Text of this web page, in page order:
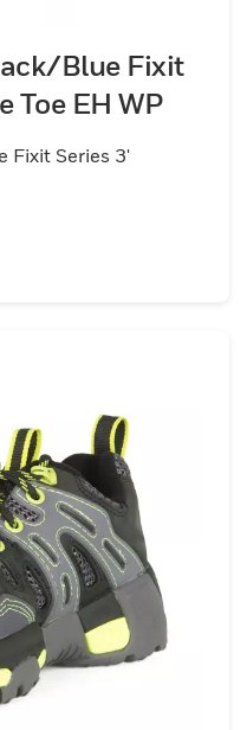
Blue Fixit
Toe EH WP
Fixit Series 3'